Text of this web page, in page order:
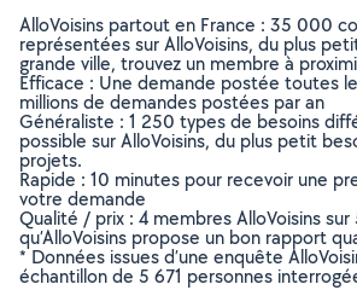
AlloVoisins partout en France : 35 000
représentées sur AlloVoisins, du plus
grande ville, trouvez un membre à
Efficace : Une demande postée toutes
millions de demandes postées par an
Généraliste : 1 250 types de besoins
possible sur AlloVoisins, du plus petit
projets.
Rapide : 10 minutes pour recevoir une
votre demande
Qualité / prix : 4 membres AlloVoisins
qu’AlloVoisins propose un bon rapport
* Données issues d’une enquête
échantillon de 5 671 personnes